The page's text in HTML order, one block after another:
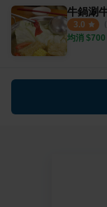
牛鍋涮
3.0 （
均消 $700